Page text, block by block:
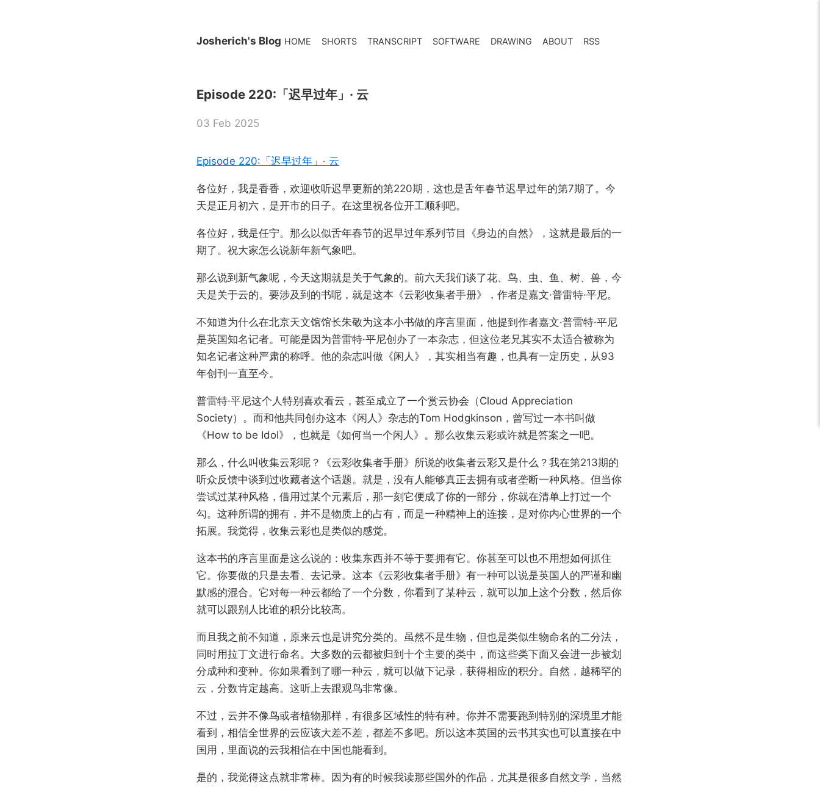
Josherich's Blog HOME SHORTS TRANSCRIPT SOFTWARE DRAWING ABOUT RSS
Episode 220:「迟早过年」· 云
03 Feb 2025
Episode 220:「迟早过年」· 云
各位好，我是香香，欢迎收听迟早更新的第220期，这也是舌年春节迟早过年的第7期了。今
天是正月初六，是开市的日子。在这里祝各位开工顺利吧。
各位好，我是任宁。那么以似舌年春节的迟早过年系列节目《身边的自然》，这就是最后的一
期了。祝大家怎么说新年新气象吧。
那么说到新气象呢，今天这期就是关于气象的。前六天我们谈了花、鸟、虫、鱼、树、兽，今
天是关于云的。要涉及到的书呢，就是这本《云彩收集者手册》，作者是嘉文·普雷特·平尼。
不知道为什么在北京天文馆馆长朱敬为这本小书做的序言里面，他提到作者嘉文·普雷特·平尼
是英国知名记者。可能是因为普雷特·平尼创办了一本杂志，但这位老兄其实不太适合被称为
知名记者这种严肃的称呼。他的杂志叫做《闲人》，其实相当有趣，也具有一定历史，从93
年创刊一直至今。
普雷特·平尼这个人特别喜欢看云，甚至成立了一个赏云协会（Cloud Appreciation
Society）。而和他共同创办这本《闲人》杂志的Tom Hodgkinson，曾写过一本书叫做
《How to be Idol》，也就是《如何当一个闲人》。那么收集云彩或许就是答案之一吧。
那么，什么叫收集云彩呢？《云彩收集者手册》所说的收集者云彩又是什么？我在第213期的
听众反馈中谈到过收藏者这个话题。就是，没有人能够真正去拥有或者垄断一种风格。但当你
尝试过某种风格，借用过某个元素后，那一刻它便成了你的一部分，你就在清单上打过一个
勾。这种所谓的拥有，并不是物质上的占有，而是一种精神上的连接，是对你内心世界的一个
拓展。我觉得，收集云彩也是类似的感觉。
这本书的序言里面是这么说的：收集东西并不等于要拥有它。你甚至可以也不用想如何抓住
它。你要做的只是去看、去记录。这本《云彩收集者手册》有一种可以说是英国人的严谨和幽
默感的混合。它对每一种云都给了一个分数，你看到了某种云，就可以加上这个分数，然后你
就可以跟别人比谁的积分比较高。
而且我之前不知道，原来云也是讲究分类的。虽然不是生物，但也是类似生物命名的二分法，
同时用拉丁文进行命名。大多数的云都被归到十个主要的类中，而这些类下面又会进一步被划
分成种和变种。你如果看到了哪一种云，就可以做下记录，获得相应的积分。自然，越稀罕的
云，分数肯定越高。这听上去跟观鸟非常像。
不过，云并不像鸟或者植物那样，有很多区域性的特有种。你并不需要跑到特别的深境里才能
看到，相信全世界的云应该大差不差，都差不多吧。所以这本英国的云书其实也可以直接在中
国用，里面说的云我相信在中国也能看到。
是的，我觉得这点就非常棒。因为有的时候我读那些国外的作品，尤其是很多自然文学，当然